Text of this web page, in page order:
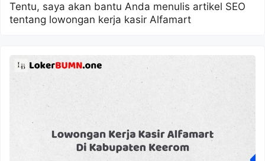
Tentu, saya akan bantu Anda menulis artikel SEO
tentang lowongan kerja kasir Alfamart